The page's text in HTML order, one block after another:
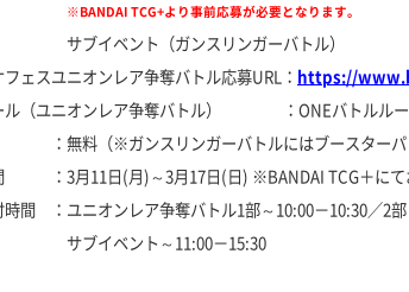
※BANDAI TCG+より事前応募が必要となります。
サブイベント（ガンスリンガーバトル）
フェスユニオンレア争奪バトル応募URL： https://
ル（ユニオンレア争奪バトル） ：ONEバトルルー
無料（※ガンスリンガーバトルにはブースターパッ
：3月11日(月)～3月17日(日) ※BANDAI TCG＋にて
時間 ：ユニオンレア争奪バトル1部～10:00－10:30／2
ベント～11:00－15:30